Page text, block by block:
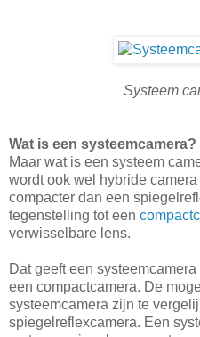
Systeem
Wat is een systeemcamera?
Maar wat is een systeem
wordt ook wel hybride
compacter dan een
tegenstelling tot een
verwisselbare lens.
Dat geeft een
een compactcamera. De
systeemcamera zijn te
spiegelreflexcamera. Een